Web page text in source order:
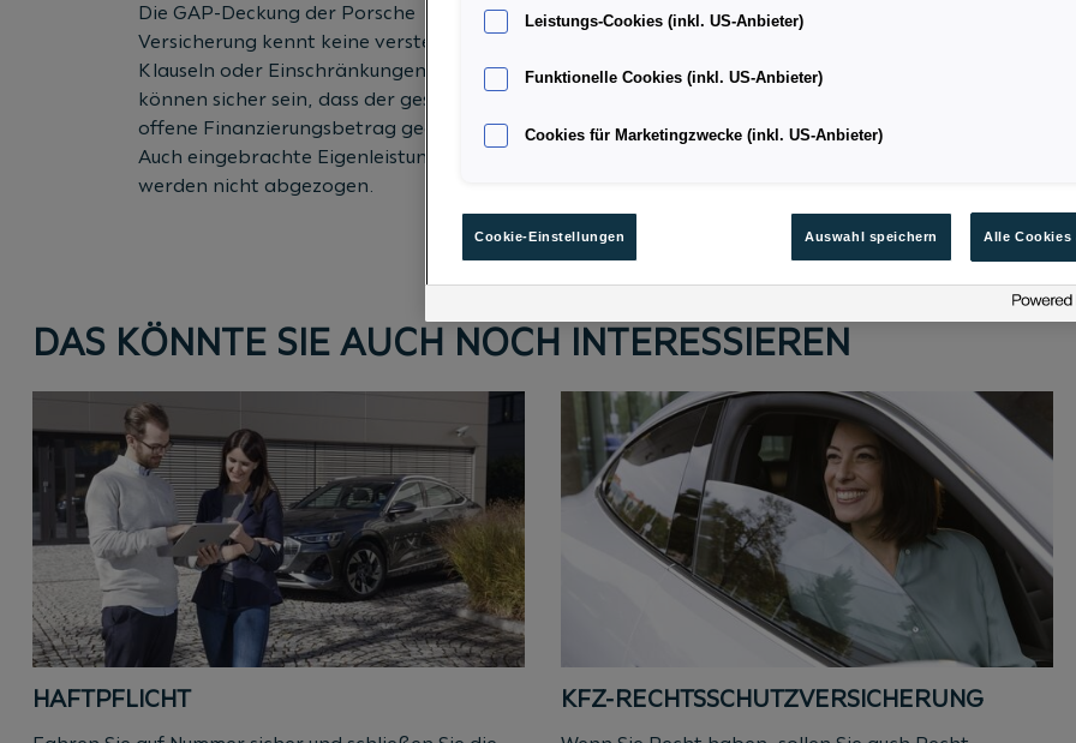
Die GAP-Deckung der Porsche
Versicherung kennt keine versteckten
Klauseln oder Einschränkungen. - Sie
können sicher sein, dass der gesamte
offene Finanzierungsbetrag gedeckt ist.
Auch eingebrachte Eigenleistungen
werden nicht abgezogen.
Damit Sie immer mobil sind, stehen Ihnen
EUR 400,- pro Jahr für einen Leihwagen
DAS KÖNNTE SIE AUCH NOCH INTERESSIEREN
HAFTPFLICHT KFZ-RECHTSSCHUTZVERSICHERUNG
Leistungs-Cookies (inkl. US-Anbieter)
Funktionelle Cookies (inkl. US-Anbieter)
Cookies für Marketingzwecke (inkl. US-Anbieter)
Cookie-Einstellungen Auswahl speichern Alle Cookies